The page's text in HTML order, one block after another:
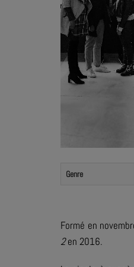
Genre
Formé en
2en 2016.